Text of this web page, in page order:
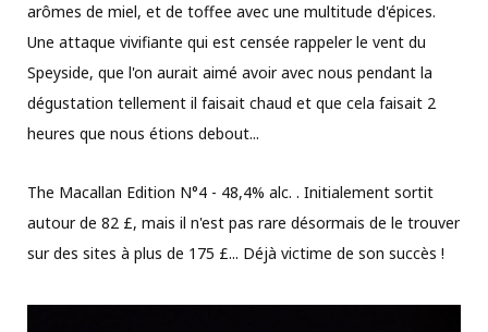
arômes de miel, et de toffee avec une multitude d'épices.
Une attaque vivifiante qui est censée rappeler le vent du
Speyside, que l'on aurait aimé avoir avec nous pendant la
dégustation tellement il faisait chaud et que cela faisait 2
heures que nous étions debout...
The Macallan Edition N°4 - 48,4% alc. . Initialement sortit
autour de 82 £, mais il n'est pas rare désormais de le trouver
sur des sites à plus de 175 £... Déjà victime de son succès !